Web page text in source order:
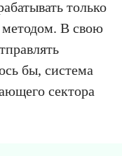
только
В свою
бы, система
сектора